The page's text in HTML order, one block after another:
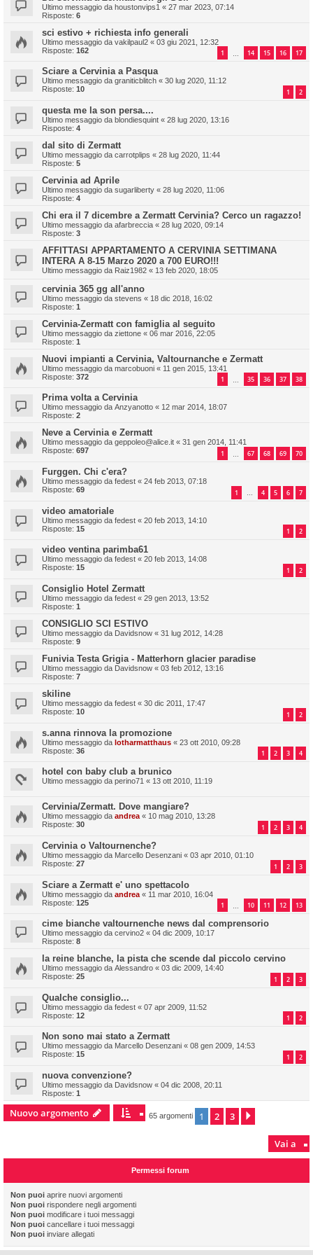
Ultimo messaggio da houstonvips1 « 27 mar 2023, 07:14
Risposte: 6
sci estivo + richiesta info generali
Ultimo messaggio da vakilpaul2 « 03 giu 2021, 12:32
Risposte: 162 1 14 15 16 17
Sciare a Cervinia a Pasqua
Ultimo messaggio da graniticblitch « 30 lug 2020, 11:12
Risposte: 10 1 2
questa me la son persa....
Ultimo messaggio da blondiesquint « 28 lug 2020, 13:16
Risposte: 4
dal sito di Zermatt
Ultimo messaggio da carrotplips « 28 lug 2020, 11:44
Risposte: 5
Cervinia ad Aprile
Ultimo messaggio da sugarliberty « 28 lug 2020, 11:06
Risposte: 4
Chi era il 7 dicembre a Zermatt Cervinia? Cerco un ragazzo!
Ultimo messaggio da afarbreccia « 28 lug 2020, 09:14
Risposte: 3
AFFITTASI APPARTAMENTO A CERVINIA SETTIMANA
INTERA A 8-15 Marzo 2020 a 700 EURO!!!
Ultimo messaggio da Raiz1982 « 13 feb 2020, 18:05
cervinia 365 gg all'anno
Ultimo messaggio da stevens « 18 dic 2018, 16:02
Risposte: 1
Cervinia-Zermatt con famiglia al seguito
Ultimo messaggio da ziettone « 06 mar 2016, 22:05
Risposte: 1
Nuovi impianti a Cervinia, Valtournanche e Zermatt
Ultimo messaggio da marcobuoni « 11 gen 2015, 13:41
Risposte: 372 1 35 36 37 38
Prima volta a Cervinia
Ultimo messaggio da Anzyanotto « 12 mar 2014, 18:07
Risposte: 2
Neve a Cervinia e Zermatt
Ultimo messaggio da geppoleo@alice.it « 31 gen 2014, 11:41
Risposte: 697 1 67 68 69 70
Furggen. Chi c'era?
Ultimo messaggio da fedest « 24 feb 2013, 07:18
Risposte: 69 1 … 4 5 6 7
video amatoriale
Ultimo messaggio da fedest « 20 feb 2013, 14:10
Risposte: 15 1 2
video ventina parimba61
Ultimo messaggio da fedest « 20 feb 2013, 14:08
Risposte: 15 1 2
Consiglio Hotel Zermatt
Ultimo messaggio da fedest « 29 gen 2013, 13:52
Risposte: 1
CONSIGLIO SCI ESTIVO
Ultimo messaggio da Davidsnow « 31 lug 2012, 14:28
Risposte: 9
Funivia Testa Grigia - Matterhorn glacier paradise
Ultimo messaggio da Davidsnow « 03 feb 2012, 13:16
Risposte: 7
skiline
Ultimo messaggio da fedest « 30 dic 2011, 17:47
Risposte: 10 1 2
s.anna rinnova la promozione
Ultimo messaggio da lotharmatthaus « 23 ott 2010, 09:28
Risposte: 36 1 2 3 4
hotel con baby club a brunico
Ultimo messaggio da perino71 « 13 ott 2010, 11:19
Cervinia/Zermatt. Dove mangiare?
Ultimo messaggio da andrea « 10 mag 2010, 13:28
Risposte: 30 1 2 3 4
Cervinia o Valtournenche?
Ultimo messaggio da Marcello Desenzani « 03 apr 2010, 01:10
Risposte: 27 1 2 3
Sciare a Zermatt e' uno spettacolo
Ultimo messaggio da andrea « 11 mar 2010, 16:04
Risposte: 125 1 10 11 12 13
cime bianche valtournenche news dal comprensorio
Ultimo messaggio da cervino2 « 04 dic 2009, 10:17
Risposte: 8
la reine blanche, la pista che scende dal piccolo cervino
Ultimo messaggio da Alessandro « 03 dic 2009, 14:40
Risposte: 25 1 2 3
Qualche consiglio...
Ultimo messaggio da fedest « 07 apr 2009, 11:52
Risposte: 12 1 2
Non sono mai stato a Zermatt
Ultimo messaggio da Marcello Desenzani « 08 gen 2009, 14:53
Risposte: 15 1 2
nuova convenzione?
Ultimo messaggio da Davidsnow « 04 dic 2008, 20:11
Risposte: 1
Nuovo argomento 65 argomenti 1 2 3
Vai a
Permessi forum
Non puoi aprire nuovi argomenti
Non puoi rispondere negli argomenti
Non puoi modificare i tuoi messaggi
Non puoi cancellare i tuoi messaggi
Non puoi inviare allegati